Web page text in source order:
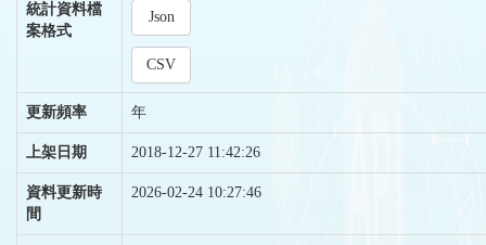
統計資料檔
案格式
Json
CSV
更新頻率 年
上架日期 2018-12-27 11:42:26
資料更新時
間
2026-02-24 10:27:46